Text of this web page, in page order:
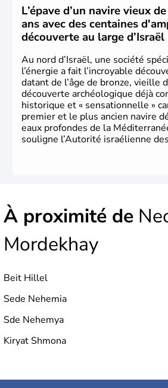
L’épave d’un navire vieux
ans avec des centaines
découverte au large d’Israël
Au nord d’Israël, une société
l’énergie a fait l’incroyable
datant de l’âge de bronze, vieille
découverte archéologique déjà
historique et « sensationnelle »
premier et le plus ancien navire
eaux profondes de la
souligne l’Autorité israélienne
À proximité de
Mordekhay
Beit Hillel
Sede Nehemia
Sde Nehemya
Kiryat Shmona